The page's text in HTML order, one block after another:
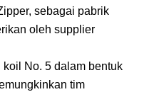
sebagai pabrik
oleh supplier
No. 5 dalam bentuk
tim